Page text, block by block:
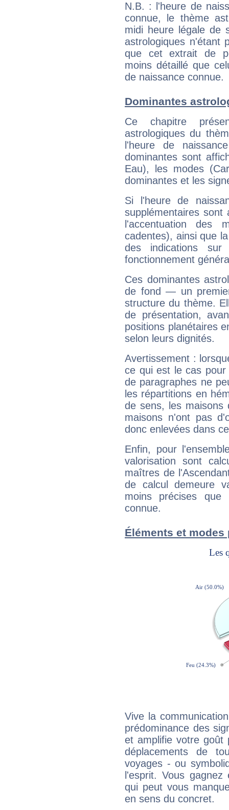
N.B. : l'heure de
connue, le thème
midi heure légale de
astrologiques n'étant
que cet extrait de
moins détaillé que
de naissance connue.
Dominantes
Ce chapitre
astrologiques du
l'heure de
dominantes sont
Eau), les modes
dominantes et les
Si l'heure de
supplémentaires sont
l'accentuation des
cadentes), ainsi que
des indications sur
fonctionnement
Ces dominantes
de fond — un
structure du thème.
de présentation,
positions planétaires
selon leurs dignités.
Avertissement :
ce qui est le cas pour
de paragraphes ne
les répartitions en
de sens, les maisons
maisons n'ont pas
donc enlevées dans
Enfin, pour
valorisation sont
maîtres de
de calcul demeure
moins précises que
connue.
Éléments et
Vive la
prédominance des
et amplifie votre goût
déplacements de
voyages - ou
l'esprit. Vous
qui peut vous
en sens du concret.